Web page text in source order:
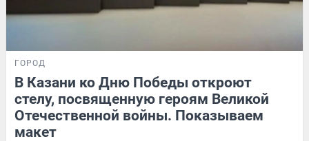
ГОРОД
В Казани ко Дню Победы откроют
стелу, посвященную героям Великой
Отечественной войны. Показываем
макет